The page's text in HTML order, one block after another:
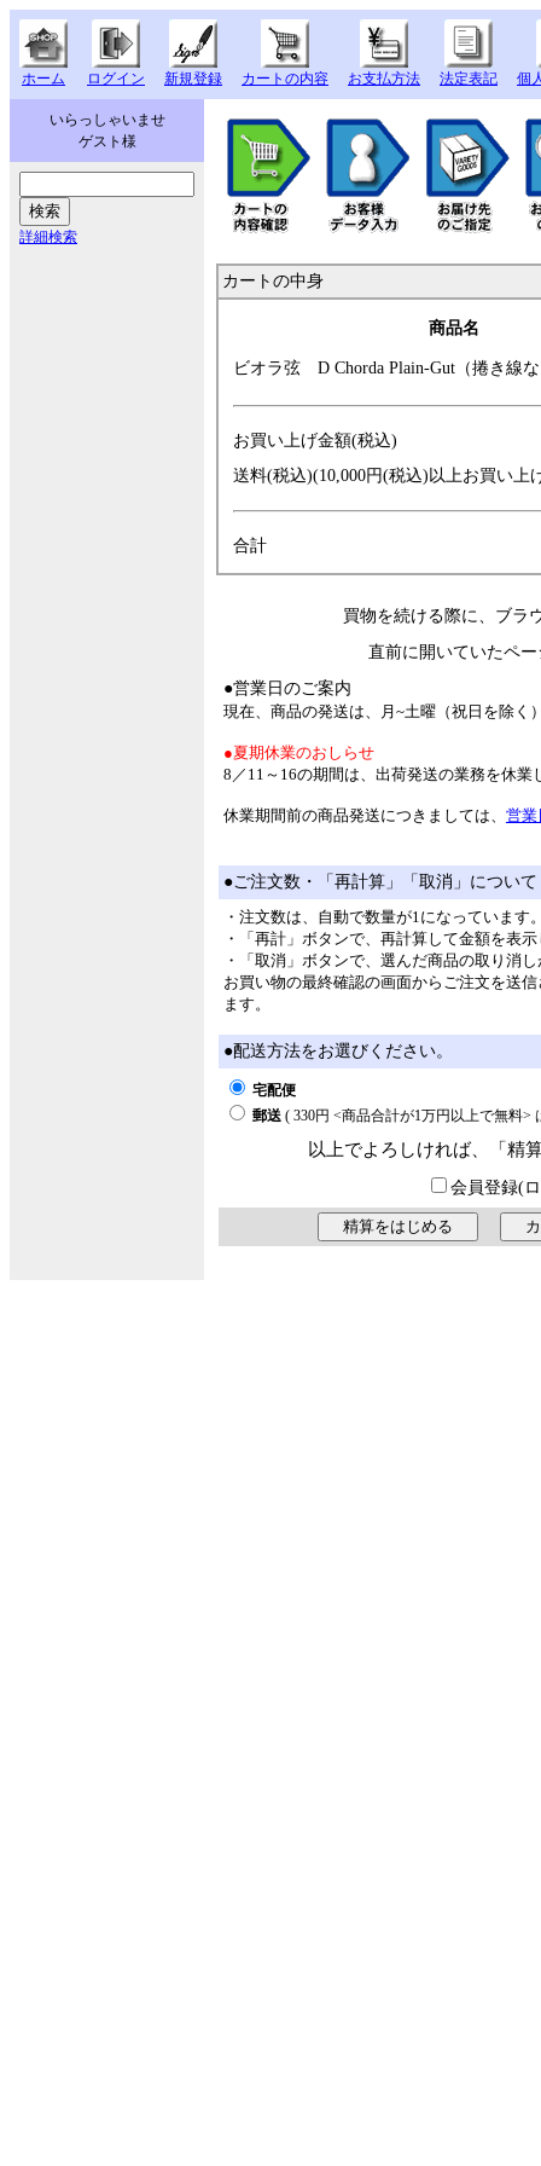
ホーム ログイン 新規登録 カートの内容 お支払方法 法定表記 個
いらっしゃいませ
ゲスト様
詳細検索
カートの中身
商品名
ビオラ弦 D Chorda Plain-Gut（捲き線
お買い上げ金額(税込)
送料(税込)(10,000円(税込)以上お買い上
合計
買物を続ける際に、ブラ
直前に開いていたペ
●営業日のご案内
現在、商品の発送は、月~土曜（祝日を除く
●夏期休業のおしらせ
8／11～16の期間は、出荷発送の業務を休業
休業期間前の商品発送につきましては、 営業
●ご注文数・「再計算」「取消」について
・注文数は、自動で数量が1になっていま
・「再計」ボタンで、再計算して金額を表
・「取消」ボタンで、選んだ商品の取り消
お買い物の最終確認の画面からご注文を送
ます。
●配送方法をお選びください。
宅配便
郵送 ( 330円 <商品合計が1万円以上で無料>
以上でよろしければ、「精
会員登録(